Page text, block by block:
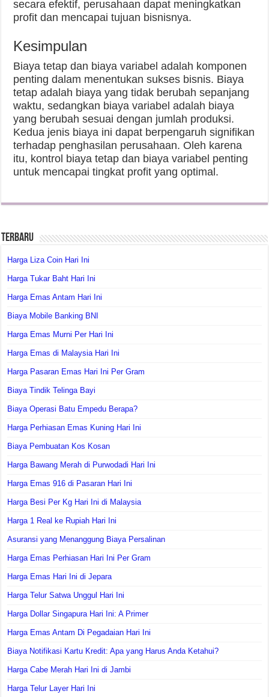
secara efektif, perusahaan dapat meningkatkan
profit dan mencapai tujuan bisnisnya.
Kesimpulan
Biaya tetap dan biaya variabel adalah komponen
penting dalam menentukan sukses bisnis. Biaya
tetap adalah biaya yang tidak berubah sepanjang
waktu, sedangkan biaya variabel adalah biaya
yang berubah sesuai dengan jumlah produksi.
Kedua jenis biaya ini dapat berpengaruh signifikan
terhadap penghasilan perusahaan. Oleh karena
itu, kontrol biaya tetap dan biaya variabel penting
untuk mencapai tingkat profit yang optimal.
Terbaru
Harga Liza Coin Hari Ini
Harga Tukar Baht Hari Ini
Harga Emas Antam Hari Ini
Biaya Mobile Banking BNI
Harga Emas Murni Per Hari Ini
Harga Emas di Malaysia Hari Ini
Harga Pasaran Emas Hari Ini Per Gram
Biaya Tindik Telinga Bayi
Biaya Operasi Batu Empedu Berapa?
Harga Perhiasan Emas Kuning Hari Ini
Biaya Pembuatan Kos Kosan
Harga Bawang Merah di Purwodadi Hari Ini
Harga Emas 916 di Pasaran Hari Ini
Harga Besi Per Kg Hari Ini di Malaysia
Harga 1 Real ke Rupiah Hari Ini
Asuransi yang Menanggung Biaya Persalinan
Harga Emas Perhiasan Hari Ini Per Gram
Harga Emas Hari Ini di Jepara
Harga Telur Satwa Unggul Hari Ini
Harga Dollar Singapura Hari Ini: A Primer
Harga Emas Antam Di Pegadaian Hari Ini
Biaya Notifikasi Kartu Kredit: Apa yang Harus Anda Ketahui?
Harga Cabe Merah Hari Ini di Jambi
Harga Telur Layer Hari Ini